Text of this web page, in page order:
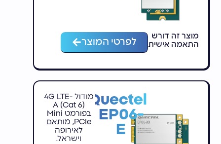
מוצר זה דורש
התאמה אישית
לפרטי המוצר
Quectel
EP06-
E
מודול 4G LTE-
A (Cat 6)
בפורמט Mini
PCIe, מותאם
לאירופה
וישראל.